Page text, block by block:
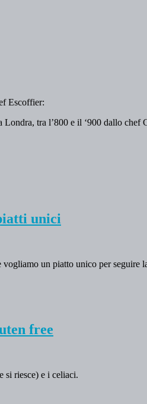
Escoffier:
Londra, tra l’800 e il ‘900 dallo
unici
un piatto unico per seguire
free
si riesce) e i celiaci.